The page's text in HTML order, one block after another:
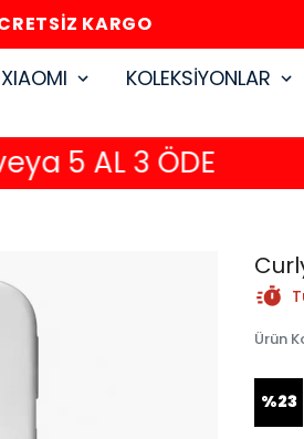
KARGO
XIAOMI KOLEKSİYONLAR
5 AL 3 ÖDE
Ürün
%23